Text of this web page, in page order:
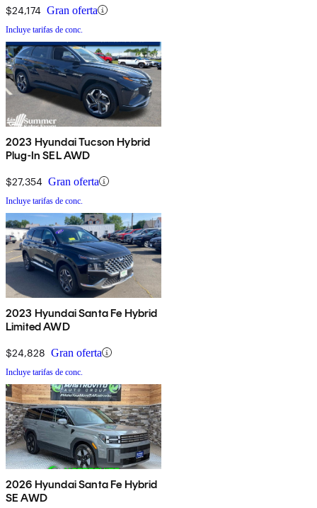
$24,174 Gran oferta
Incluye tarifas de conc.
2023 Hyundai Tucson Hybrid
Plug-In SEL AWD
$27,354 Gran oferta
Incluye tarifas de conc.
2023 Hyundai Santa Fe Hybrid
Limited AWD
$24,828 Gran oferta
Incluye tarifas de conc.
2026 Hyundai Santa Fe Hybrid
SE AWD